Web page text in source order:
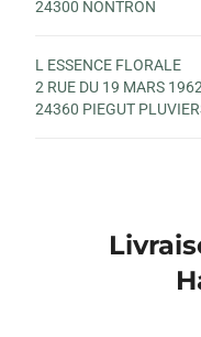
24300 NONTRON
L ESSENCE FLORALE
2 RUE DU 19 MARS 1962
24360 PIEGUT